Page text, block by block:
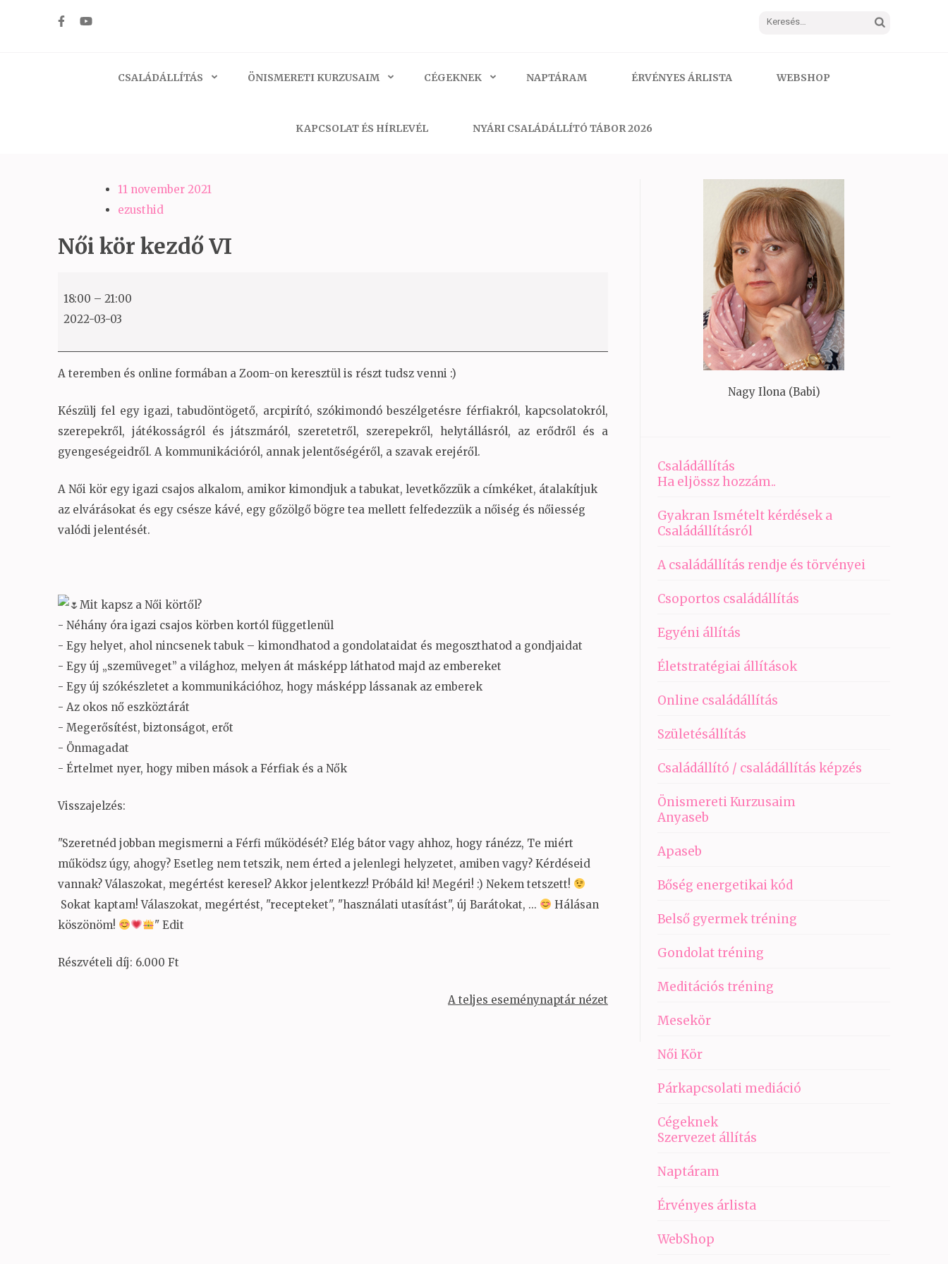
Keresés:
CSALÁDÁLLÍTÁS ÖNISMERETI KURZUSAIM CÉGEKNEK NAPTÁRAM ÉRVÉNYES ÁRLISTA WEBSHOP
KAPCSOLAT ÉS HÍRLEVÉL NYÁRI CSALÁDÁLLÍTÓ TÁBOR 2026
11 november 2021
ezusthid
Női kör kezdő VI
kör
kezdő
18:00 – 21:00
2022-03-03
A teremben és online formában a Zoom-on keresztül is részt tudsz venni :)
Készülj fel egy igazi, tabudöntögető, arcpirító, szókimondó beszélgetésre férfiakról, kapcsolatokról,
szerepekről, játékosságról és játszmáról, szeretetről, szerepekről, helytállásról, az erődről és a
gyengeségeidről. A kommunikációról, annak jelentőségéről, a szavak erejéről.
A Női kör egy igazi csajos alkalom, amikor kimondjuk a tabukat, levetkőzzük a címkéket, átalakítjuk
az elvárásokat és egy csésze kávé, egy gőzölgő bögre tea mellett felfedezzük a nőiség és nőiesség
valódi jelentését.
Mit kapsz a Női körtől?
- Néhány óra igazi csajos körben kortól függetlenül
- Egy helyet, ahol nincsenek tabuk – kimondhatod a gondolataidat és megoszthatod a gondjaidat
- Egy új „szemüveget” a világhoz, melyen át másképp láthatod majd az embereket
- Egy új szókészletet a kommunikációhoz, hogy másképp lássanak az emberek
- Az okos nő eszköztárát
- Megerősítést, biztonságot, erőt
- Önmagadat
- Értelmet nyer, hogy miben mások a Férfiak és a Nők
Visszajelzés:
"Szeretnéd jobban megismerni a Férfi működését? Elég bátor vagy ahhoz, hogy ránézz, Te miért
működsz úgy, ahogy? Esetleg nem tetszik, nem érted a jelenlegi helyzetet, amiben vagy? Kérdéseid
vannak? Válaszokat, megértést keresel? Akkor jelentkezz! Próbáld ki! Megéri! :) Nekem tetszett!
Sokat kaptam! Válaszokat, megértést, "recepteket", "használati utasítást", új Barátokat, ...
Hálásan
köszönöm!
" Edit
Részvételi díj: 6.000 Ft
A teljes eseménynaptár nézet
Nagy Ilona (Babi)
Családállítás
Ha eljössz hozzám..
Gyakran Ismételt kérdések a
Családállításról
A családállítás rendje és törvényei
Csoportos családállítás
Egyéni állítás
Életstratégiai állítások
Online családállítás
Születésállítás
Családállító / családállítás képzés
Önismereti Kurzusaim
Anyaseb
Apaseb
Bőség energetikai kód
Belső gyermek tréning
Gondolat tréning
Meditációs tréning
Mesekör
Női Kör
Párkapcsolati mediáció
Cégeknek
Szervezet állítás
Naptáram
Érvényes árlista
WebShop